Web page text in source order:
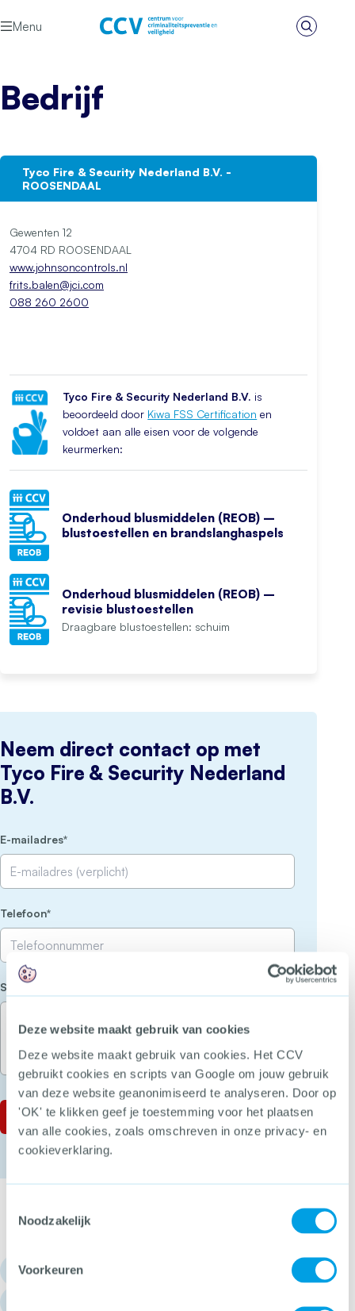
Deze website maakt gebruik van cookies
Deze website maakt gebruik van cookies. Het CCV
gebruikt cookies en scripts van Google om jouw gebruik
van deze website geanonimiseerd te analyseren. Door op
'OK' te klikken geef je toestemming voor het plaatsen
van alle cookies, zoals omschreven in onze privacy- en
cookieverklaring.
Noodzakelijk
Voorkeuren
Menu
Zoeken
Bedrijf
Neem direct contact op met
Tyco Fire & Security Nederland
B.V.
E-mailadres
Telefoon
Stel je vraag
Tyco Fire & Security Nederland B.V. -
ROOSENDAAL
Gewenten 12
4704 RD ROOSENDAAL
www.johnsoncontrols.nl
frits.balen@jci.com
088 260 2600
Tyco Fire & Security Nederland B.V. is
beoordeeld door Kiwa FSS Certification en
voldoet aan alle eisen voor de volgende
keurmerken:
Onderhoud blusmiddelen (REOB) –
blustoestellen en brandslanghaspels
Onderhoud blusmiddelen (REOB) –
revisie blustoestellen
Draagbare blustoestellen: schuim
030 - 751 6700